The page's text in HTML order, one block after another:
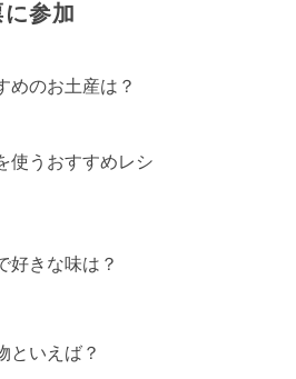
参加
めのお土産は？
使うおすすめレシ
好きな味は？
といえば？